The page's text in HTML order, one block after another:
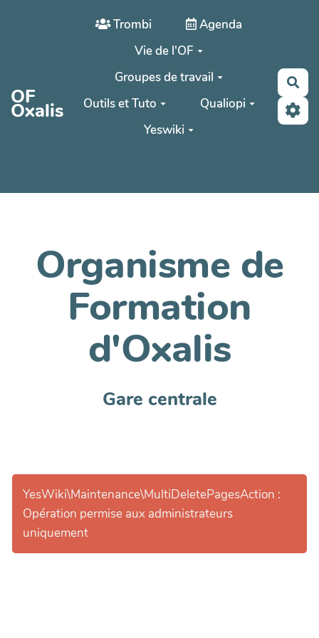
Aller au contenu principal
OF
Oxalis
Trombi
Agenda
Vie de l'OF
Groupes de travail
Outils et Tuto
Qualiopi
Yeswiki
Organisme de
Formation
d'Oxalis
Gare centrale
YesWiki\Maintenance\MultiDeletePagesAction :
Opération permise aux administrateurs
uniquement